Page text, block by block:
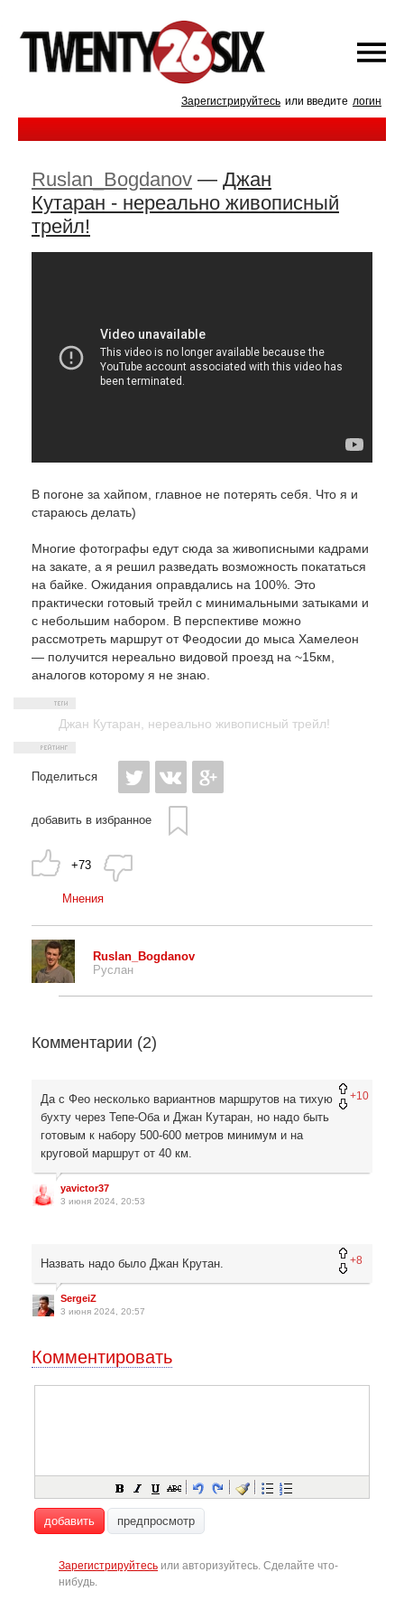
Зарегистрируйтесь или введите логин
Ruslan_Bogdanov — Джан
Кутаран - нереально живописный
трейл!
В погоне за хайпом, главное не потерять себя. Что я и
стараюсь делать)
Многие фотографы едут сюда за живописными кадрами
на закате, а я решил разведать возможность покататься
на байке. Ожидания оправдались на 100%. Это
практически готовый трейл с минимальными затыками и
с небольшим набором. В перспективе можно
рассмотреть маршрут от Феодосии до мыса Хамелеон
— получится нереально видовой проезд на ~15км,
аналогов которому я не знаю.
Джан Кутаран нереально живописный трейл!
Поделиться
добавить в избранное
+73
Мнения
Ruslan_Bogdanov
Руслан
Комментарии (2)
+10
Да с Фео несколько вариантнов маршрутов на тихую
бухту через Тепе-Оба и Джан Кутаран, но надо быть
готовым к набору 500-600 метров минимум и на
круговой маршрут от 40 км.
yavictor37
3 июня 2024, 20:53
+8
Назвать надо было Джан Крутан.
SergeiZ
3 июня 2024, 20:57
Комментировать
добавить предпросмотр
Зарегистрируйтесь или авторизуйтесь. Сделайте что-
нибудь.